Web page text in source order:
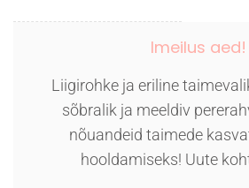
Imeilus aed!
Liigirohke ja eriline
sõbralik ja meeldiv
nõuandeid taimede
hooldamiseks! Uute